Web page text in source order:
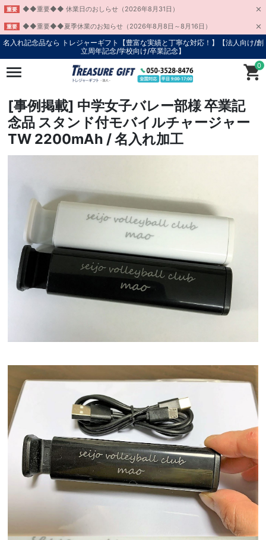
重要 ◆◆重要◆◆ 休業日のおしらせ（2026年8月31日）
重要
◆◆重要◆◆夏季休業のお知らせ（2026年8月8日～8月16日）
名入れ記念品なら トレジャーギフト【豊富な実績と丁寧な対応！】
【法人向け/創
立周年記念/学校向け/卒業記念】
0
[事例掲載] 中学女子バレー部様 卒業記
念品 スタンド付モバイルチャージャー
TW 2200mAh / 名入れ加工